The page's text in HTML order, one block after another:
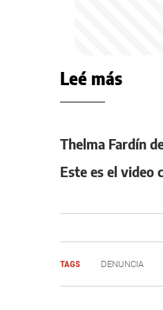
Leé más
Thelma Fardín
Este es el video
TAGS DENUNCIA